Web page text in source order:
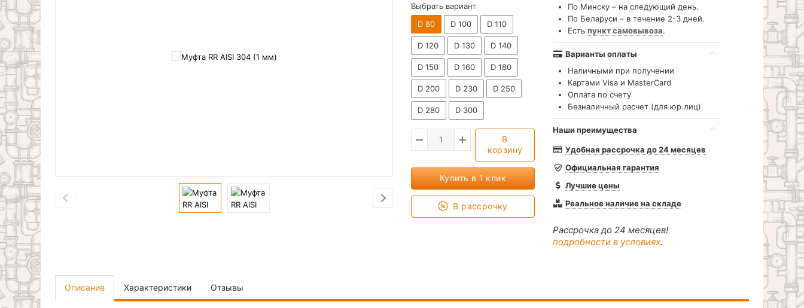
Выбрать вариант
D 80
D 100 D 110
D 120 D 130 D 140
D 150 D 160 D 180
D 200 D 230 D 250
D 280 D 300
В
корзину
Купить в 1 клик
В рассрочку
По Минску – на следующий день.
По Беларуси – в течение 2-3 дней.
Есть пункт самовывоза.
Варианты оплаты
Наличными при получении
Картами Visa и MasterCard
Оплата по счету
Безналичный расчет (для юр.лиц)
Наши преимущества
Удобная рассрочка до 24 месяцев
Официальная гарантия
Лучшие цены
Реальное наличие на складе
Рассрочка до 24 месяцев!
подробности в условиях.
Описание Характеристики Отзывы